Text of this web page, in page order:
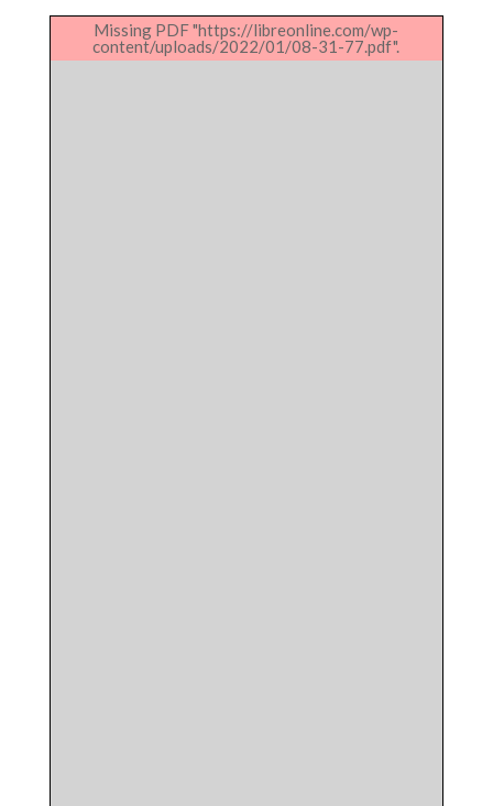
Missing PDF "https://libreonline.com/wp-
content/uploads/2022/01/08-31-77.pdf".